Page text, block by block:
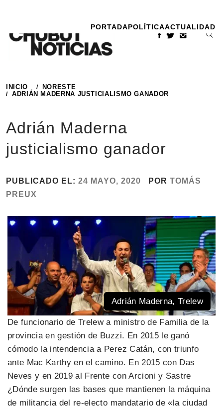
contenido
PORTADAPOLÍTICAACTUALIDAD
INICIO
NORESTE
ADRIÁN MADERNA JUSTICIALISMO GANADOR
Adrián Maderna
justicialismo ganador
PUBLICADO EL: 24 MAYO, 2020 POR TOMÁS
PREUX
Adrián Maderna, Trelew
De funcionario de Trelew a ministro de Familia de la
provincia en gestión de Buzzi. En 2015 le ganó
cómodo la intendencia a Perez Catán, con triunfo
ante Mac Karthy en el camino. En 2015 con Das
Neves y en 2019 al Frente con Arcioni y Sastre
¿Dónde surgen las bases que mantienen la máquina
de militancia del re-electo mandatario de «la ciudad